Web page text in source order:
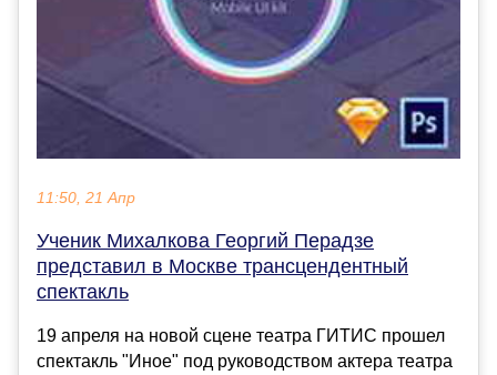
11:50, 21 Апр
Ученик Михалкова Георгий Перадзе
представил в Москве трансцендентный
спектакль
19 апреля на новой сцене театра ГИТИС прошел
спектакль "Иное" под руководством актера театра